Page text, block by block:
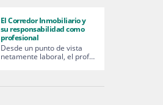
El Corredor Inmobiliario y
su responsabilidad como
profesional
Desde un punto de vista
netamente laboral, el prof…